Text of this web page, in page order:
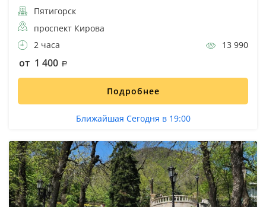
Пятигорск
проспект Кирова
2 часа
13 990
от 1 400
Подробнее
Ближайшая Сегодня в 19:00